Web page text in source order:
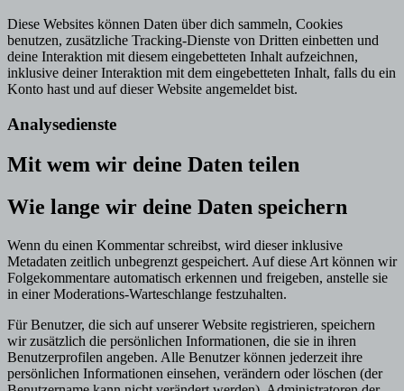
Diese Websites können Daten über dich sammeln, Cookies
benutzen, zusätzliche Tracking-Dienste von Dritten einbetten und
deine Interaktion mit diesem eingebetteten Inhalt aufzeichnen,
inklusive deiner Interaktion mit dem eingebetteten Inhalt, falls du ein
Konto hast und auf dieser Website angemeldet bist.
Analysedienste
Mit wem wir deine Daten teilen
Wie lange wir deine Daten speichern
Wenn du einen Kommentar schreibst, wird dieser inklusive
Metadaten zeitlich unbegrenzt gespeichert. Auf diese Art können wir
Folgekommentare automatisch erkennen und freigeben, anstelle sie
in einer Moderations-Warteschlange festzuhalten.
Für Benutzer, die sich auf unserer Website registrieren, speichern
wir zusätzlich die persönlichen Informationen, die sie in ihren
Benutzerprofilen angeben. Alle Benutzer können jederzeit ihre
persönlichen Informationen einsehen, verändern oder löschen (der